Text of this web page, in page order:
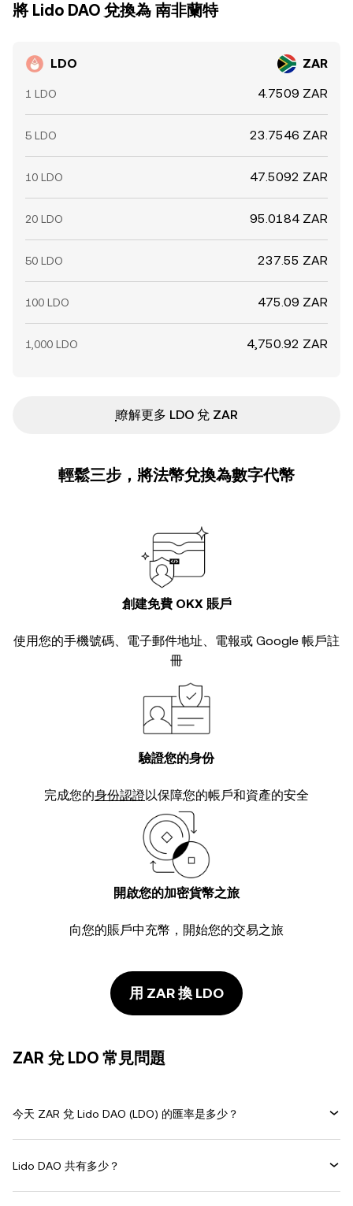
將 Lido DAO 兌換為 南非蘭特
LDO ZAR
1 LDO 4.7509 ZAR
5 LDO 23.7546 ZAR
10 LDO 47.5092 ZAR
20 LDO 95.0184 ZAR
50 LDO 237.55 ZAR
100 LDO 475.09 ZAR
1,000 LDO 4,750.92 ZAR
ִִִִִִִִִִִִִִִִִִִִִִִִִִִִִִִִִִִִִִִִִִִִִִִ瞭解更多 LDO 兌 ZAR
輕鬆三步，將法幣兌換為數字代幣
創建免費 OKX 賬戶
使用您的手機號碼、電子郵件地址、電報或 Google 帳戶註
冊
驗證您的身份
完成您的身份認證以保障您的帳戶和資產的安全
開啟您的加密貨幣之旅
向您的賬戶中充幣，開始您的交易之旅
用 ZAR 換 LDO
ZAR 兌 LDO 常見問題
今天 ZAR 兌 Lido DAO (LDO) 的匯率是多少？
Lido DAO 共有多少？